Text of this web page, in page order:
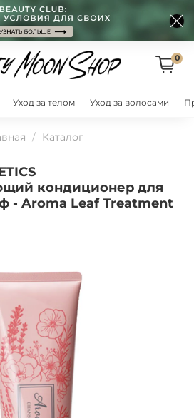
0
Уход за телом Уход за волосами
Каталог
кондиционер для
- Aroma Leaf Treatment